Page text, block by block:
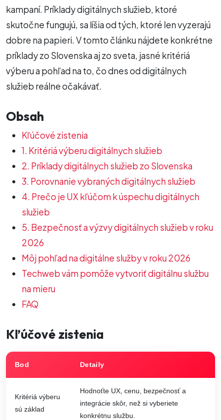
kampaní. Príklady digitálnych služieb, ktoré
skutočne fungujú, sa líšia od tých, ktoré len vyzerajú
dobre na papieri. V tomto článku nájdete konkrétne
príklady zo Slovenska aj zo sveta, jasné kritériá
výberu a pohľad na to, čo dnes od digitálnych
služieb reálne očakávať.
Obsah
Kľúčové zistenia
1. Kritériá výberu digitálnych služieb
2. Príklady digitálnych služieb zo Slovenska
3. Porovnanie vybraných digitálnych služieb
4. Prečo je UX kľúčom k úspechu digitálnych
služieb
5. Bezpečnosť a výzvy digitálnych služieb v roku
2026
Môj pohľad na digitálne služby v roku 2026
Techweb vám pomôže vytvoriť digitálnu službu
na mieru
FAQ
Kľúčové zistenia
Bod Detaily
Kritériá výberu
sú základ
Hodnoťte UX, cenu, bezpečnosť a
integrácie skôr, než si vyberiete
konkrétnu službu.